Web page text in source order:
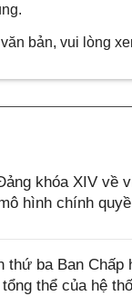
bản, vui lòng
khóa XIV về
hình chính
thứ ba Ban Chấp
thể của hệ